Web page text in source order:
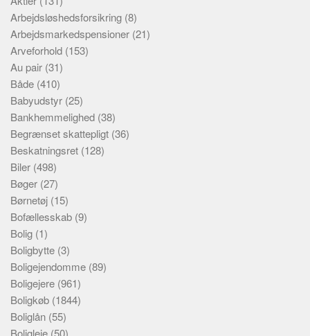
Arbejdsløshedsforsikring (8)
Arbejdsmarkedspensioner (21)
Arveforhold (153)
Au pair (31)
Både (410)
Babyudstyr (25)
Bankhemmelighed (38)
Begrænset skattepligt (36)
Beskatningsret (128)
Biler (498)
Bøger (27)
Børnetøj (15)
Bofællesskab (9)
Bolig (1)
Boligbytte (3)
Boligejendomme (89)
Boligejere (961)
Boligkøb (1844)
Boliglån (55)
Boligleje (50)